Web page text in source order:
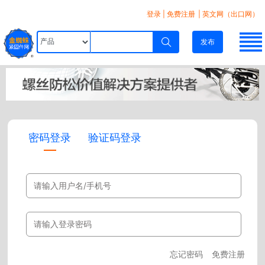
登录 免费注册 | 英文网（出口网）
发布
密码登录 验证码登录
忘记密码 免费注册